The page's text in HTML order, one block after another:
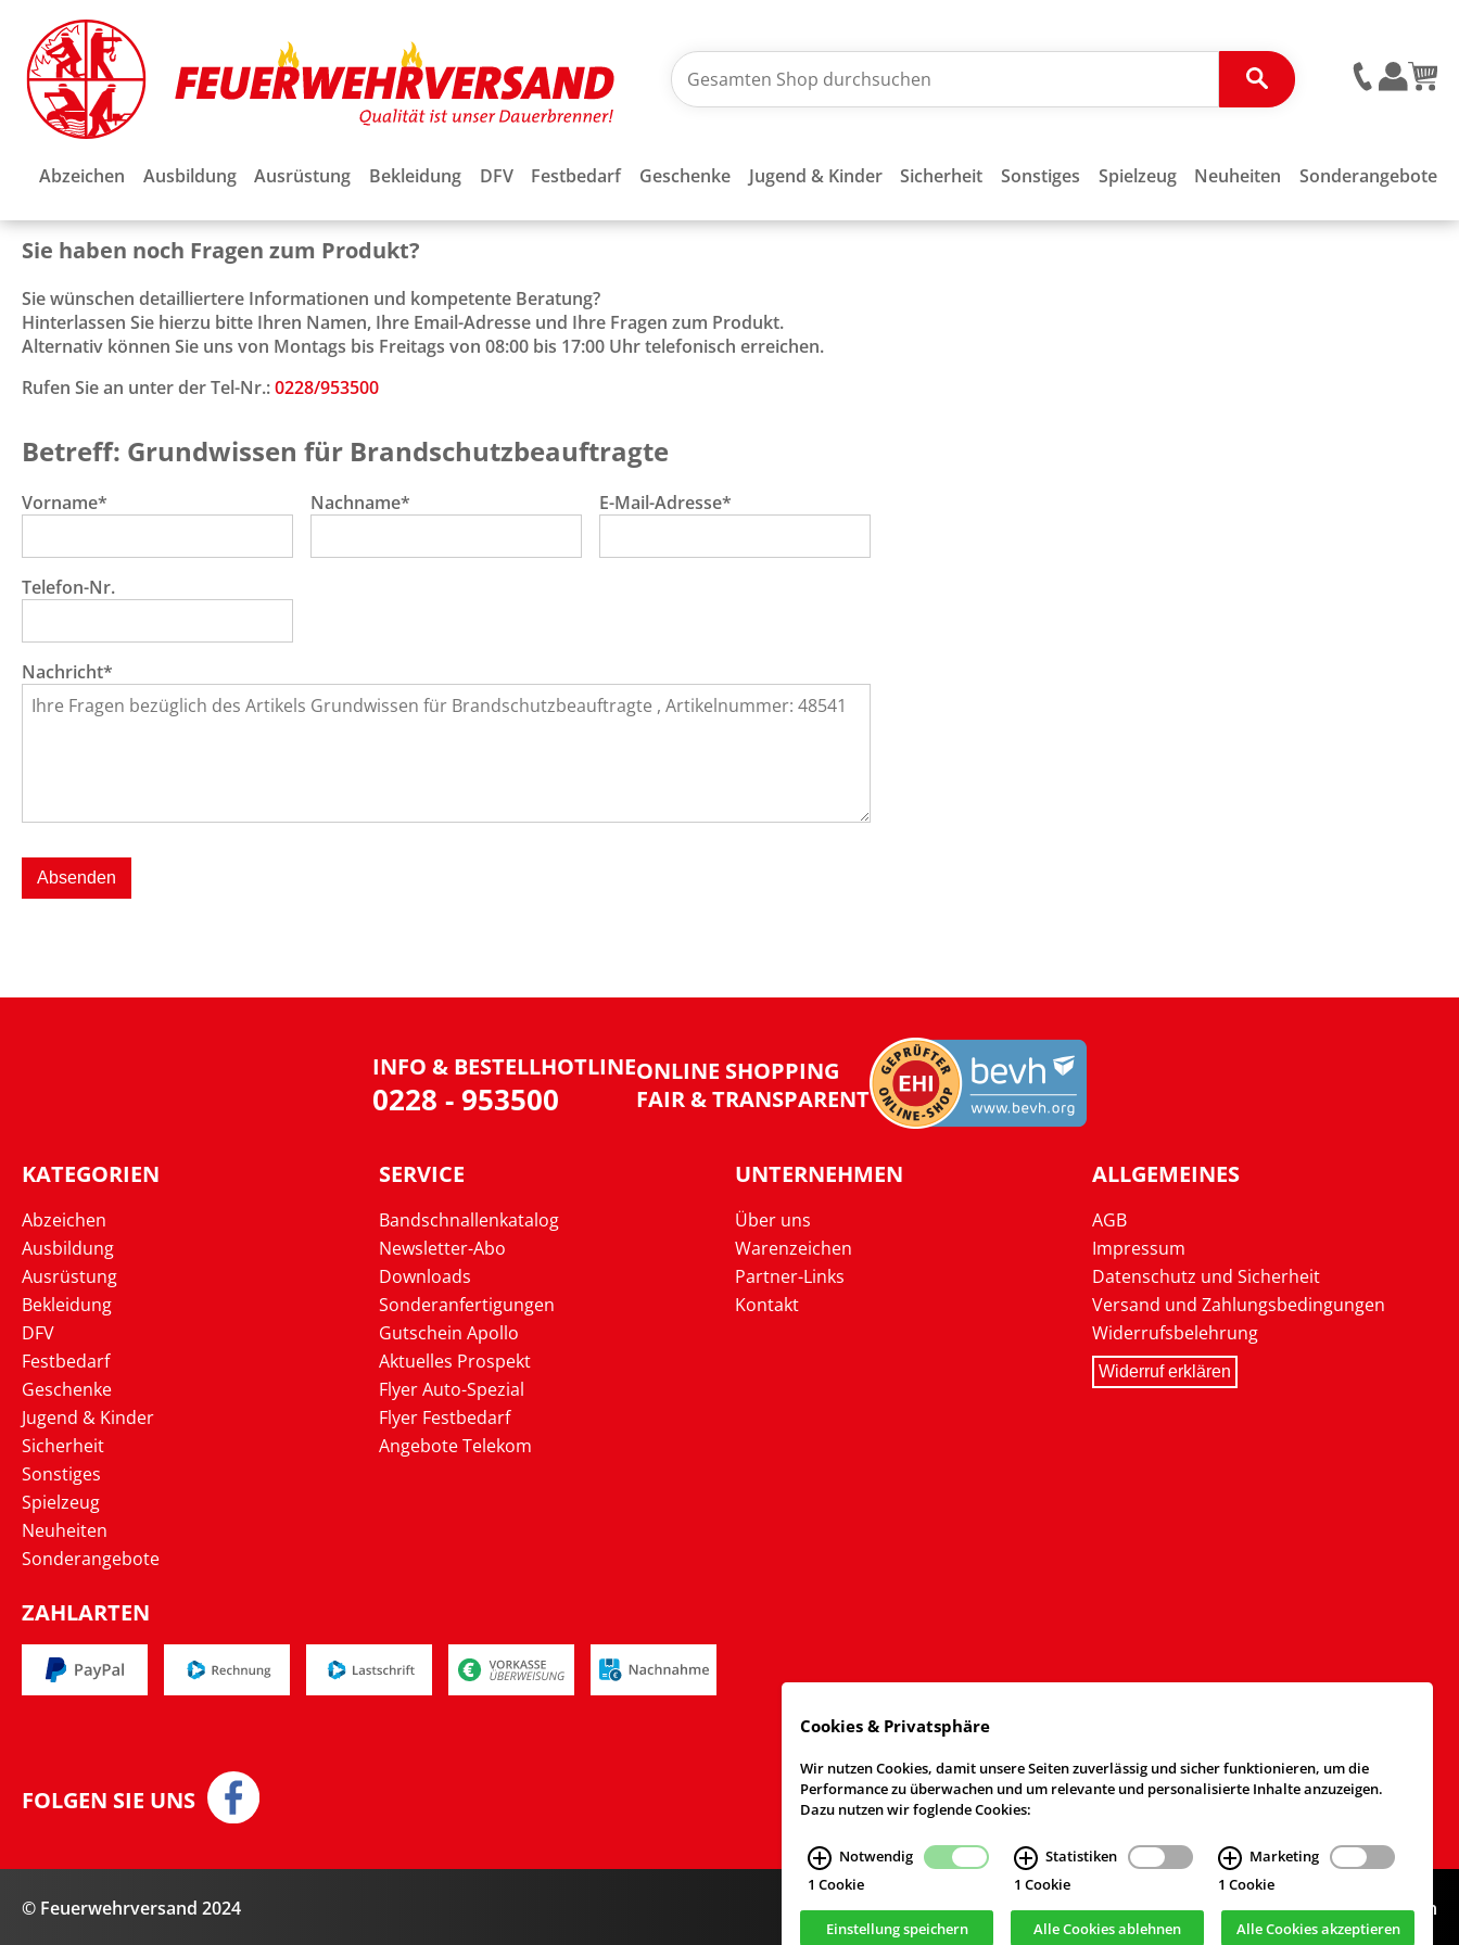
Abzeichen Ausbildung Ausrüstung Bekleidung DFV Festbedarf Geschenke Jugend & Kinder Sicherheit Sonstiges Spielzeug Neuheiten Sonderangebote
Sie haben noch Fragen zum Produkt?
Sie wünschen detailliertere Informationen und kompetente Beratung?
Hinterlassen Sie hierzu bitte Ihren Namen, Ihre Email-Adresse und Ihre Fragen zum Produkt.
Alternativ können Sie uns von Montags bis Freitags von 08:00 bis 17:00 Uhr telefonisch erreichen.
Rufen Sie an unter der Tel-Nr.:0228/953500
Betreff: Grundwissen für Brandschutzbeauftragte
Vorname* Nachname* E-Mail-Adresse*
Telefon-Nr.
Nachricht*
Absenden
INFO & BESTELLHOTLINE
0228 - 953500
ONLINE SHOPPING
FAIR & TRANSPARENT
KATEGORIEN
Abzeichen
Ausbildung
Ausrüstung
Bekleidung
DFV
Festbedarf
Geschenke
Jugend & Kinder
Sicherheit
Sonstiges
Spielzeug
Neuheiten
Sonderangebote
SERVICE
Bandschnallenkatalog
Newsletter-Abo
Downloads
Sonderanfertigungen
Gutschein Apollo
Aktuelles Prospekt
Flyer Auto-Spezial
Flyer Festbedarf
Angebote Telekom
UNTERNEHMEN
Über uns
Warenzeichen
Partner-Links
Kontakt
ALLGEMEINES
AGB
Impressum
Datenschutz und Sicherheit
Versand und Zahlungsbedingungen
Widerrufsbelehrung
Widerruf erklären
ZAHLARTEN
FOLGEN SIE UNS
© Feuerwehrversand 2024 Webdesign & Realisierungcekom GmbH, Köln
Cookies & Privatsphäre
Wir nutzen Cookies, damit unsere Seiten zuverlässig und sicher funktionieren, um die
Performance zu überwachen und um relevante und personalisierte Inhalte anzuzeigen.
Dazu nutzen wir foglende Cookies:
Notwendig
1 Cookie
Statistiken
1 Cookie
Marketing
1 Cookie
Einstellung speichern Alle Cookies ablehnen Alle Cookies akzeptieren